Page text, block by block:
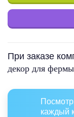
При заказе
декор для
каждый